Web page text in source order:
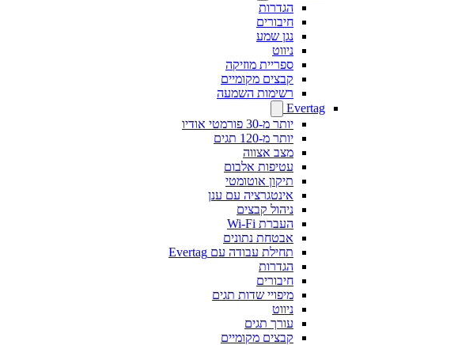
הגדרות
חיבורים
נגן שמע
ניווט
ספריית מוזיקה
קבצים מקומיים
רשימות השמעה
Evertag
יותר מ-30 פורמטי אודיו
יותר מ-120 תגים
מצב אצווה
עטיפות אלבום
תיקון אוטומטי
אינטגרציה עם ענן
ניהול קבצים
העברת Wi-Fi
אבטחת נתונים
תחילת עבודה עם Evertag
הגדרות
חיבורים
מיפויי שדות תגים
ניווט
עורך תגים
קבצים מקומיים